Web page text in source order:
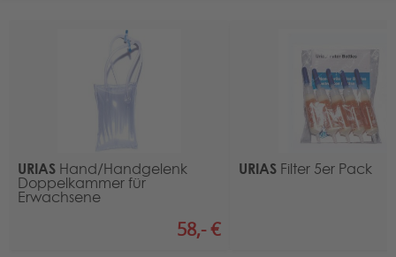
Arden Road, Arden Forest Industrial Estate
Alcester, Warwickshire B49 6HN, England
(Großbrittanien)
dww@arden-medical.com
Eucerep B.V.
Road Dahlaan 33
5629 MC, Eindhoven, Niederlande
Ansprechpartner Deutschland / Österreich
URIAS Hand/Handgelenk
Doppelkammer für
Erwachsene
58,- €
URIAS Filter 5er Pack